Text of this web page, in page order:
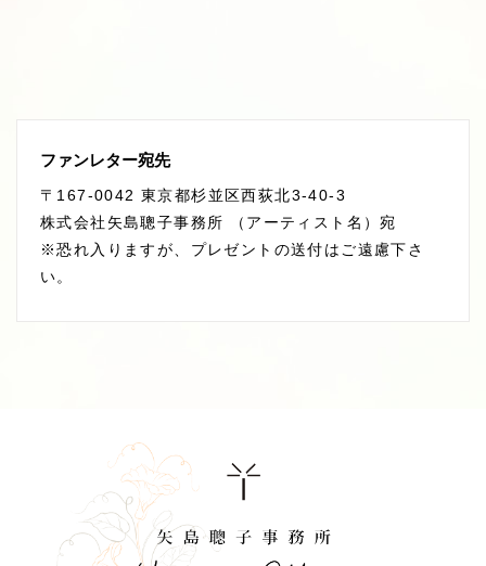
ファンレター宛先
〒167-0042 東京都杉並区西荻北3-40-3
株式会社矢島聰子事務所 （アーティスト名）宛
※恐れ入りますが、プレゼントの送付はご遠慮下さ
い。